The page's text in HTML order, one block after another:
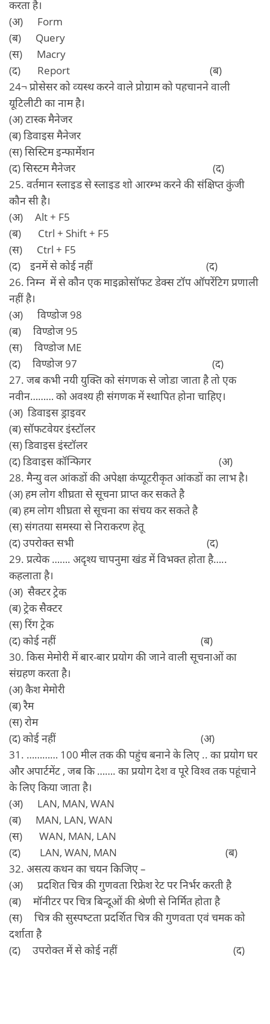
करता है।
(अ) Form
(ब) Query
(स) Macry
(द) Report (ब)
24¬ प्रोसेसर को व्‍यस्‍थ करने वाले प्रोग्राम को पहचानने वाली
यूटिलीटी का नाम है।
(अ) टास्‍क मैनेजर
(ब) डिवाइस मैनेजर
(स) सिस्‍टिम इन्‍फार्मेशन
(द) सिस्‍टम मैनेजर (द)
25. वर्तमान स्‍लाइड से स्‍लाइड शो आरम्‍भ करने की संक्षिप्‍त कुंजी
कौन सी है।
(अ) Alt + F5
(ब) Ctrl + Shift + F5
(स) Ctrl + F5
(द) इनमें से कोई नहीं (द)
26. निम्‍न में से कौन एक माइक्रोसॉफट डेक्‍स टॉप ऑपरेंटिग प्रणाली
नहीं है।
(अ) विण्‍डोज 98
(ब) विण्‍डोज 95
(स) विण्‍डोज ME
(द) विण्‍डोज 97 (द)
27. जब कभी नयी युक्ति को संगणक से जोडा जाता है तो एक
नवीन……… को अवश्य ही संगणक में स्‍थापित होना चाहिए।
(अ) डिवाइस ड्राइवर
(ब) सॉफटवेयर इंस्‍टॉलर
(स) डिवाइस इंस्‍टॉलर
(द) डिवाइस कॉन्फिगर (अ)
28. मैन्‍यु वल आंकडों की अपेक्षा कंप्‍यूटरीकृत आंकडों का लाभ है।
(अ) हम लोग शीघ्रता से सूचना प्राप्‍त कर सकते है
(ब) हम लोग शीघ्रता से सूचना का संचय कर सकते है
(स) संगतया समस्‍या से निराकरण हेतू
(द) उपरोक्‍त सभी (द)
29. प्रत्‍येक ……. अदृश्‍य चापनुमा खंड में विभक्‍त होता है…..
कहलाता है।
(अ) सैक्‍टर ट्रेक
(ब) ट्रेक सैक्‍टर
(स) रिंग ट्रेक
(द) कोई नहीं (ब)
30. किस मेमोरी में बार-बार प्रयोग की जाने वाली सूचनाओं का
संग्रहण करता है।
(अ) कैश मेमोरी
(ब) रैम
(स) रोम
(द) कोई नहीं (अ)
31. ………… 100 मील तक की पहुंच बनाने के लिए .. का प्रयोग घर
और अपार्टमेंट , जब कि ……. का प्रयोग देश व पूरे विश्‍व तक पहूंचाने
के लिए किया जाता है।
(अ) LAN, MAN, WAN
(ब) MAN, LAN, WAN
(स) WAN, MAN, LAN
(द) LAN, WAN, MAN (ब)
32. असत्‍य कथन का चयन किजिए –
(अ) प्रदशित चित्र की गुणवता रिफ्रेश रेट पर निर्भर करती है
(ब) मॉनीटर पर चित्र बिन्‍दूओं की श्रेणी से निर्मित होता है
(स) चित्र की सुस्‍पष्‍टता प्रदर्शित चित्र की गुणवता एवं चमक को
दर्शाता है
(द) उपरोक्‍त में से कोई नहीं (द)